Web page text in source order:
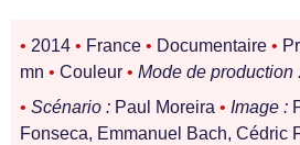
• 2014 • France • Documentaire •
mn • Couleur • Mode de production
• Scénario : Paul Moreira • Image :
Fonseca, Emmanuel Bach, Cédric